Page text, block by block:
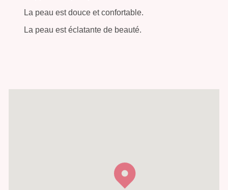
La peau est douce et confortable.
La peau est éclatante de beauté.